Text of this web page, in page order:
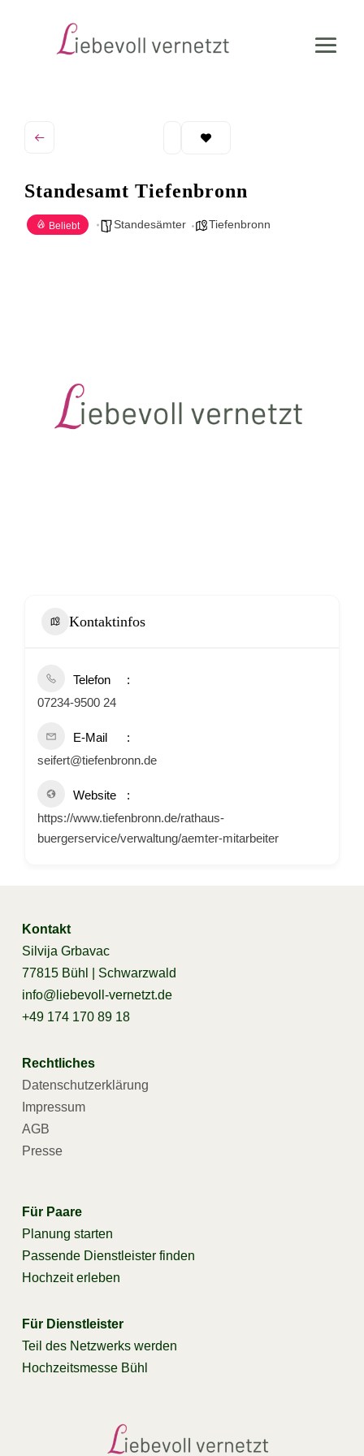
Standesamt Tiefenbronn
Beliebt Standesämter Tiefenbronn
Kontaktinfos
Telefon
07234-9500 24
E-Mail
seifert@tiefenbronn.de
Website
https://www.tiefenbronn.de/rathaus-
buergerservice/verwaltung/aemter-mitarbeiter
Kontakt
Silvija Grbavac
77815 Bühl | Schwarzwald
info@liebevoll-vernetzt.de
+49 174 170 89 18
Rechtliches
Datenschutzerklärung
Impressum
AGB
Presse
Für Paare
Planung starten
Passende Dienstleister finden
Hochzeit erleben
Für Dienstleister
Teil des Netzwerks werden
Hochzeitsmesse Bühl